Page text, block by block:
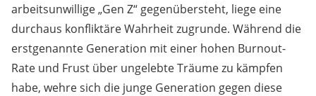
arbeitsunwillige „Gen Z“ gegenübersteht, liege eine
durchaus konfliktäre Wahrheit zugrunde. Während die
erstgenannte Generation mit einer hohen Burnout-
Rate und Frust über ungelebte Träume zu kämpfen
habe, wehre sich die junge Generation gegen diese